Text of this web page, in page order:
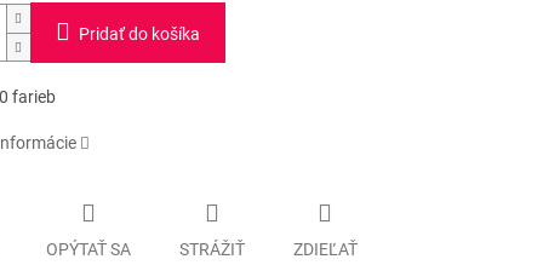
Pridať do košíka
farieb
OPÝTAŤ SA STRÁŽIŤ ZDIEĽAŤ